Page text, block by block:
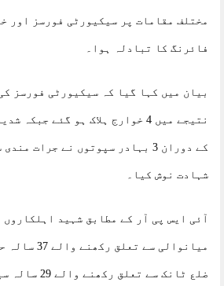
مختلف مقامات پر سیکیورٹی فورسز اور
فائرنگ کا تبادلہ ہوا۔
بیان میں کہا گیا کہ سیکیورٹی فورسز
نتیجے میں 4 خوارج ہلاک ہو گئے
کے دوران 3 بہادر سپوتوں نے جرات
شہادت نوش کیا۔
آئی ایس پی آر کے مطابق شہید اہلکاروں
میانوالی سے
ضلع ٹانک سے